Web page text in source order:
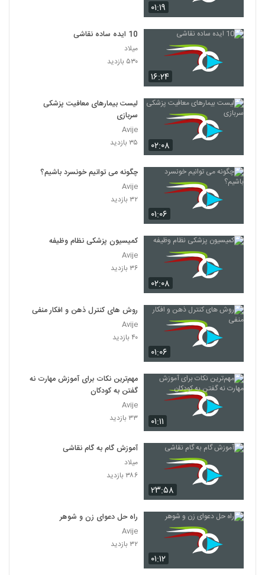
۰۱:۱۹
۱۶:۲۴
10 ایده ساده نقاشی
میلاد
۵۳۰ بازدید
۰۲:۰۸
لیست بیمارهای معافیت پزشکی
سربازی
Avije
۳۵ بازدید
۰۱:۰۶
چگونه می توانیم خونسرد باشیم؟
Avije
۳۲ بازدید
۰۲:۰۸
کمیسیون پزشکی نظام وظیفه
Avije
۳۶ بازدید
۰۱:۰۶
روش های کنترل ذهن و افکار منفی
Avije
۴۰ بازدید
۰۱:۱۱
مهم‌ترین نکات برای آموزش مهارت نه
گفتن به کودکان
Avije
۳۳ بازدید
۲۳:۵۸
آموزش گام به گام نقاشی
میلاد
۳۸۶ بازدید
۰۱:۱۲
راه حل دعوای زن و شوهر
Avije
۳۲ بازدید